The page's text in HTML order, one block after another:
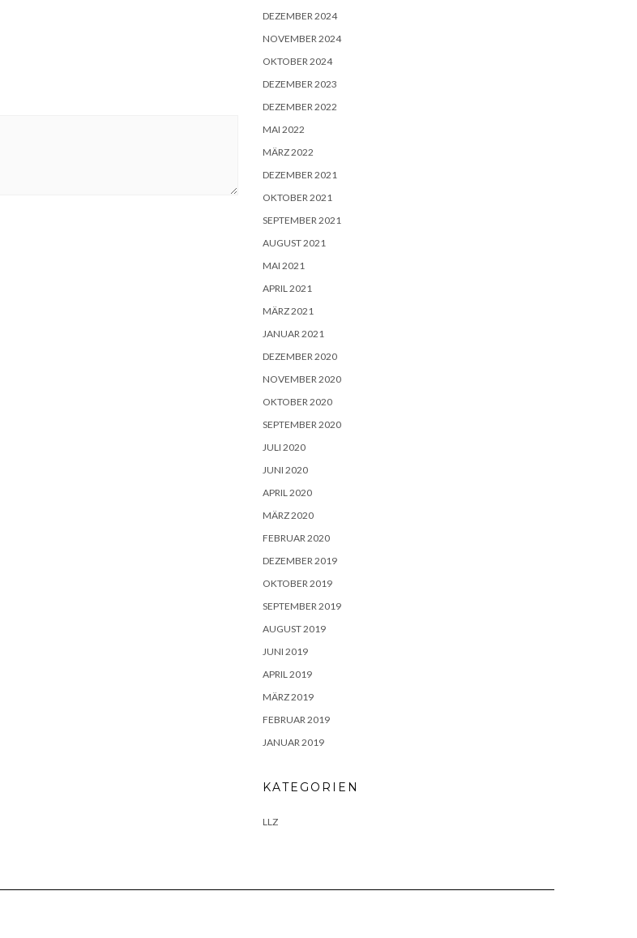
DEZEMBER 2024
NOVEMBER 2024
OKTOBER 2024
DEZEMBER 2023
DEZEMBER 2022
MAI 2022
MÄRZ 2022
DEZEMBER 2021
OKTOBER 2021
SEPTEMBER 2021
AUGUST 2021
MAI 2021
APRIL 2021
MÄRZ 2021
JANUAR 2021
DEZEMBER 2020
NOVEMBER 2020
OKTOBER 2020
SEPTEMBER 2020
JULI 2020
JUNI 2020
APRIL 2020
MÄRZ 2020
FEBRUAR 2020
DEZEMBER 2019
OKTOBER 2019
SEPTEMBER 2019
AUGUST 2019
JUNI 2019
APRIL 2019
MÄRZ 2019
FEBRUAR 2019
JANUAR 2019
KATEGORIEN
LLZ